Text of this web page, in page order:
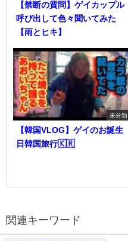
【禁断の質問】ゲイカップル
呼び出して色々聞いてみた
【雨とヒキ】
未分類
【韓国VLOG】ゲイのお誕生
日韓国旅行🇰🇷
関連キーワード